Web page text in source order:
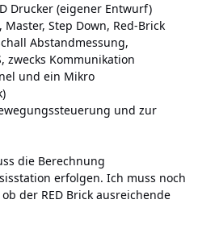
Drucker (eigener Entwurf)
Step Down, Red-Brick
Abstandmessung,
zwecks Kommunikation
und ein Mikro
und zur
die Berechnung
erfolgen. Ich muss noch
der RED Brick ausreichende